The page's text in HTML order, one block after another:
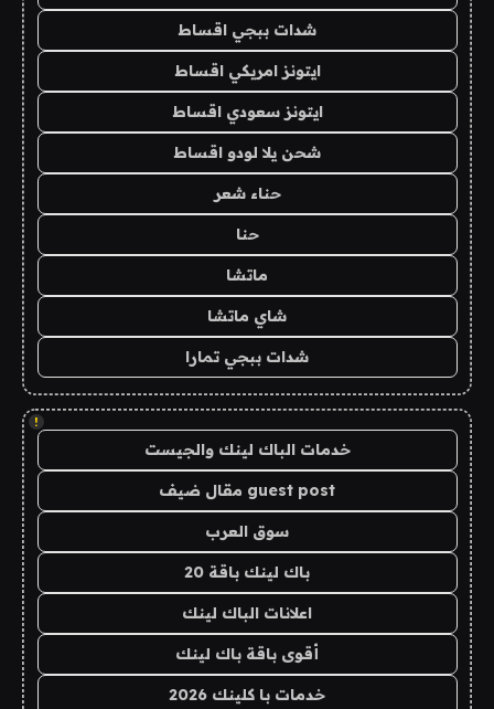
شدات ببجي اقساط
ايتونز امريكي اقساط
ايتونز سعودي اقساط
شحن يلا لودو اقساط
حناء شعر
حنا
ماتشا
شاي ماتشا
شدات ببجي تمارا
!
خدمات الباك لينك والجيست
guest post مقال ضيف
سوق العرب
باك لينك باقة 20
اعلانات الباك لينك
أقوى باقة باك لينك
خدمات با كلينك 2026